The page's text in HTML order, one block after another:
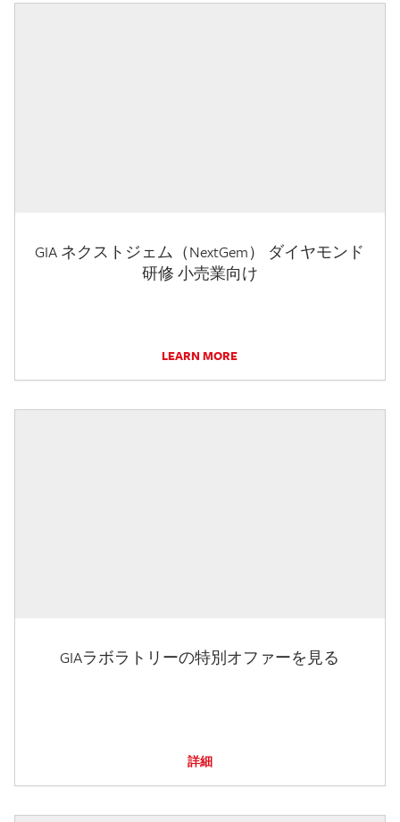
GIA ネクストジェム（NextGem） ダイヤモンド
研修 小売業向け
LEARN MORE
GIAラボラトリーの特別オファーを見る
詳細